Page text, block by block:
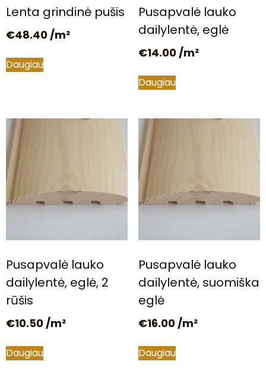
Lenta grindinė pušis
€48.40 /m²
Daugiau
Pusapvalė lauko
dailylentė, eglė
€14.00/m²
Daugiau
Pusapvalė lauko
dailylentė, eglė, 2
rūšis
€10.50/m²
Daugiau
Pusapvalė lauko
dailylentė, suomiška
eglė
€16.00/m²
Daugiau